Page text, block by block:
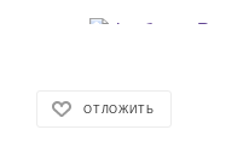
ОТЛОЖИТЬ